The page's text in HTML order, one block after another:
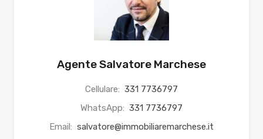
Agente Salvatore Marchese
Cellulare: 331 7736797
WhatsApp: 331 7736797
Email: salvatore@immobiliaremarchese.it